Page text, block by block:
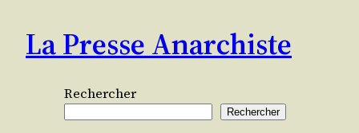
contenu
La Presse Anarchiste
Rechercher
Rechercher